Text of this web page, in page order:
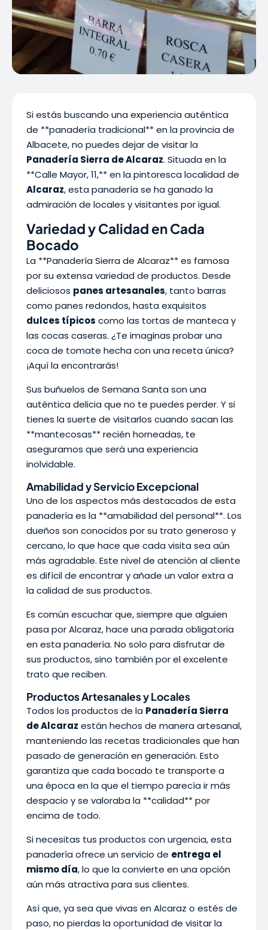
Si estás buscando una experiencia auténtica
de **panadería tradicional** en la provincia de
Albacete, no puedes dejar de visitar la
Panadería Sierra de Alcaraz. Situada en la
**Calle Mayor, 11,** en la pintoresca localidad de
Alcaraz, esta panadería se ha ganado la
admiración de locales y visitantes por igual.
Variedad y Calidad en Cada
Bocado
La **Panadería Sierra de Alcaraz** es famosa
por su extensa variedad de productos. Desde
deliciosos panes artesanales, tanto barras
como panes redondos, hasta exquisitos
dulces típicos como las tortas de manteca y
las cocas caseras. ¿Te imaginas probar una
coca de tomate hecha con una receta única?
¡Aquí la encontrarás!
Sus buñuelos de Semana Santa son una
auténtica delicia que no te puedes perder. Y si
tienes la suerte de visitarlos cuando sacan las
**mantecosas** recién horneadas, te
aseguramos que será una experiencia
inolvidable.
Amabilidad y Servicio Excepcional
Uno de los aspectos más destacados de esta
panadería es la **amabilidad del personal**. Los
dueños son conocidos por su trato generoso y
cercano, lo que hace que cada visita sea aún
más agradable. Este nivel de atención al cliente
es difícil de encontrar y añade un valor extra a
la calidad de sus productos.
Es común escuchar que, siempre que alguien
pasa por Alcaraz, hace una parada obligatoria
en esta panadería. No solo para disfrutar de
sus productos, sino también por el excelente
trato que reciben.
Productos Artesanales y Locales
Todos los productos de la Panadería Sierra
de Alcaraz están hechos de manera artesanal,
manteniendo las recetas tradicionales que han
pasado de generación en generación. Esto
garantiza que cada bocado te transporte a
una época en la que el tiempo parecía ir más
despacio y se valoraba la **calidad** por
encima de todo.
Si necesitas tus productos con urgencia, esta
panadería ofrece un servicio de entrega el
mismo día, lo que la convierte en una opción
aún más atractiva para sus clientes.
Así que, ya sea que vivas en Alcaraz o estés de
paso, no pierdas la oportunidad de visitar la